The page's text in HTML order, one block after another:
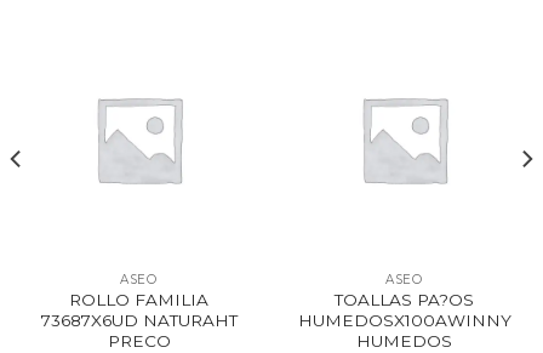
ASEO
ROLLO FAMILIA
73687X6UD NATURAHT
PRECO
ASEO
TOALLAS PA?OS
HUMEDOSX100AWINNY
HUMEDOS